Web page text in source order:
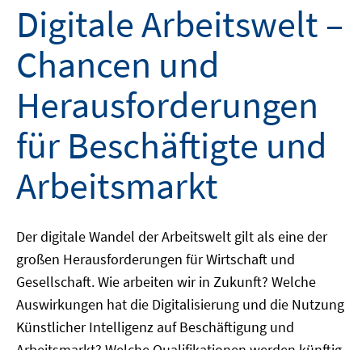
Digitale Arbeitswelt –
Chancen und
Herausforderungen
für Beschäftigte und
Arbeitsmarkt
Der digitale Wandel der Arbeitswelt gilt als eine der
großen Herausforderungen für Wirtschaft und
Gesellschaft. Wie arbeiten wir in Zukunft? Welche
Auswirkungen hat die Digitalisierung und die Nutzung
Künstlicher Intelligenz auf Beschäftigung und